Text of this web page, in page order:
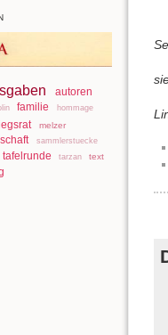
autoren
familie hommage
melzer
sammlerstuecke
tafelrunde tarzan
text